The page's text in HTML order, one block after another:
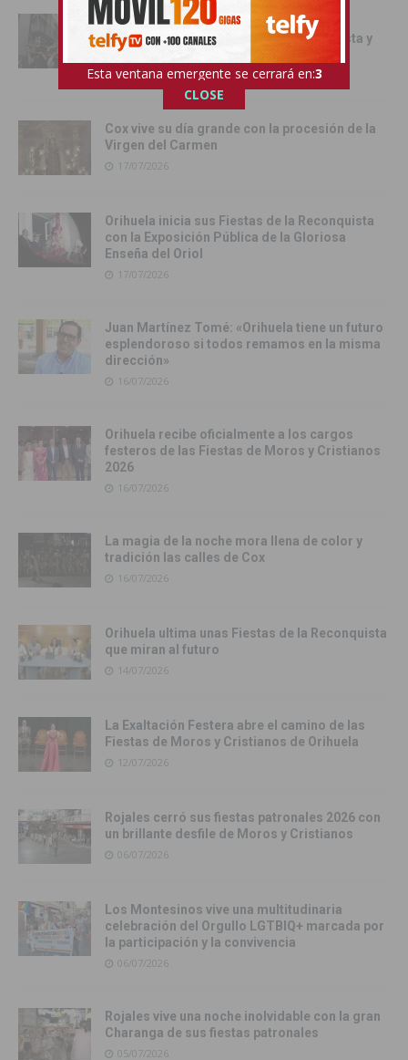
Orihuela inicia los actos oficiales de sus
Fiestas con el traslado de las Santas Justa y
Rufina
18/07/2026
Cox vive su día grande con la procesión de la
Virgen del Carmen
17/07/2026
Orihuela inicia sus Fiestas de la Reconquista
con la Exposición Pública de la Gloriosa
Enseña del Oriol
17/07/2026
Juan Martínez Tomé: «Orihuela tiene un futuro
esplendoroso si todos remamos en la misma
dirección»
16/07/2026
Orihuela recibe oficialmente a los cargos
festeros de las Fiestas de Moros y Cristianos
2026
16/07/2026
La magia de la noche mora llena de color y
tradición las calles de Cox
16/07/2026
Orihuela ultima unas Fiestas de la Reconquista
que miran al futuro
14/07/2026
La Exaltación Festera abre el camino de las
Fiestas de Moros y Cristianos de Orihuela
12/07/2026
Rojales cerró sus fiestas patronales 2026 con
un brillante desfile de Moros y Cristianos
06/07/2026
Los Montesinos vive una multitudinaria
celebración del Orgullo LGTBIQ+ marcada por
la participación y la convivencia
06/07/2026
Rojales vive una noche inolvidable con la gran
Charanga de sus fiestas patronales
05/07/2026
Esta ventana emergente se cerrará en:1
CLOSE